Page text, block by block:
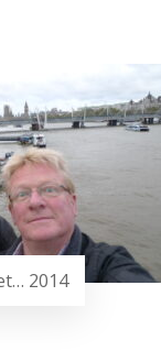
2014